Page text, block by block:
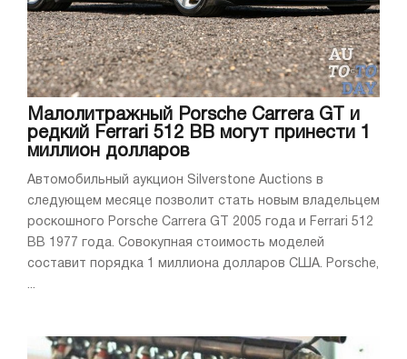
Малолитражный Porsche Carrera GT и
редкий Ferrari 512 BB могут принести 1
миллион долларов
Автомобильный аукцион Silverstone Auctions в
следующем месяце позволит стать новым владельцем
роскошного Porsche Carrera GT 2005 года и Ferrari 512
BB 1977 года. Совокупная стоимость моделей
составит порядка 1 миллиона долларов США. Porsche,
...